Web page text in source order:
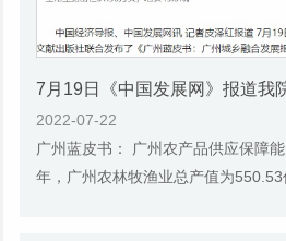
2022-07-22
广州蓝皮书： 广州农产品供应保障
年，广州农林牧渔业总产值为